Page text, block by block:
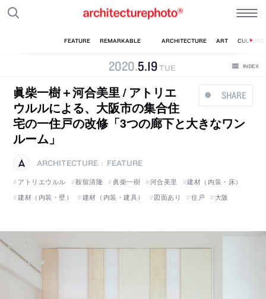
2020.5.19TUE
SHARE
眞柴一樹＋河合美里 / アトリエ
ウルルによる、大阪市の集合住
宅の一住戸の改修「3つの廊下と大きなワン
ルーム」
ARCHITECTURE
FEATURE
アトリエウルル
鞍留清隆 眞柴一樹 河合美里
建材（内装・床）
建材（内装・壁）
建材（内装・建具） 図面あり 住戸 大阪